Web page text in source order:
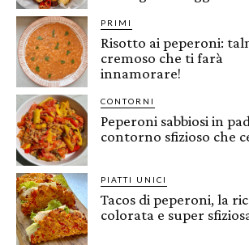
PRIMI
Risotto ai peperoni:
cremoso che ti farà
innamorare!
CONTORNI
Peperoni sabbiosi in
contorno sfizioso che
PIATTI UNICI
Tacos di peperoni, la
colorata e super